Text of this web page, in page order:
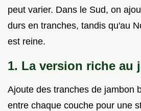
peut varier. Dans le Sud, on
durs en tranches, tandis qu'au
est reine.
1. La version riche au
Ajoute des tranches de jambon
entre chaque couche pour une